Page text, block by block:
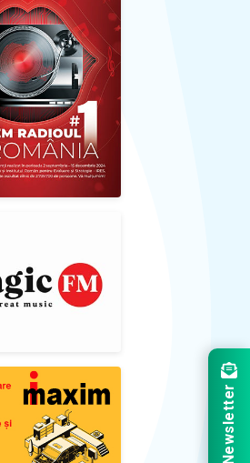
Newsletter